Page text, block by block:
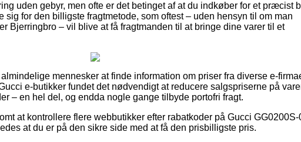
uden gebyr, men ofte er det betinget af at du indkøber for et præcist
sig for den billigste fragtmetode, som oftest – uden hensyn til om man
Bjerringbro – vil blive at få fragtmanden til at bringe dine varer til et
mennesker at finde information om priser fra diverse e-
e-butikker fundet det nødvendigt at reducere salgspriserne på
– en hel del, og endda nogle gange tilbyde portofri fragt.
at kontrollere flere webbutikker efter rabatkoder på Gucci GG0200S-
at du er på den sikre side med at få den prisbilligste pris.